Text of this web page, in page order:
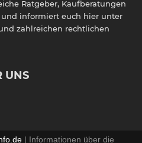
Ratgeber, Kaufberatungen
informiert euch hier unter
zahlreichen rechtlichen
UNS
| Informationen über die